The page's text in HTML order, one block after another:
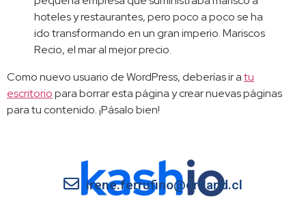
hoteles y restaurantes, pero poco a poco se ha
ido transformando en un gran imperio. Mariscos
Recio, el mar al mejor precio.
Como nuevo usuario de WordPress, deberías ir atu
escritoriopara borrar esta página y crear nuevas páginas
para tu contenido. ¡Pásalo bien!
irene.ferrufino@ortland.cl